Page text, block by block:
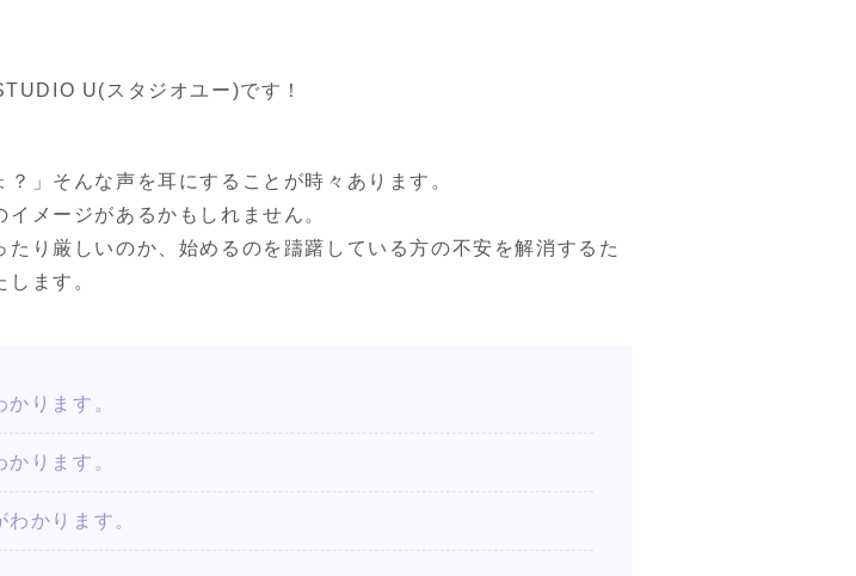
U(スタジオユー)です！
」そんな声を耳にすることが時々あります。
メージがあるかもしれません。
り厳しいのか、始めるのを躊躇している方の不安を解消するた
ます。
ります。
ります。
かります。